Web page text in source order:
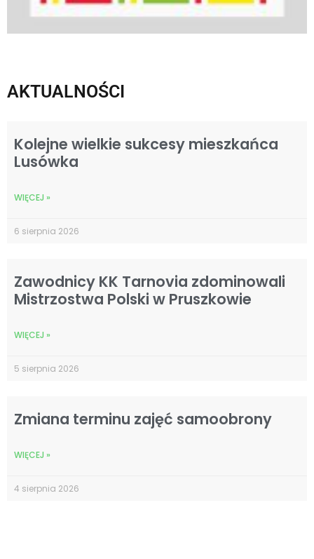
AKTUALNOŚCI
Kolejne wielkie sukcesy mieszkańca
Lusówka
WIĘCEJ »
6 sierpnia 2026
Zawodnicy KK Tarnovia zdominowali
Mistrzostwa Polski w Pruszkowie
WIĘCEJ »
5 sierpnia 2026
Zmiana terminu zajęć samoobrony
WIĘCEJ »
4 sierpnia 2026